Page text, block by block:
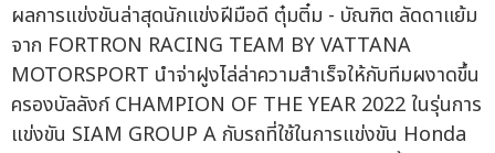
ผลการแข่งขันล่าสุดนักแข่งฝีมือดี ตุ๋มติ๋ม - บัณฑิต ลัดดาแย้ม
จาก FORTRON RACING TEAM BY VATTANA
MOTORSPORT นำจ่าฝูงไล่ล่าความสำเร็จให้กับทีมผงาดขึ้น
ครองบัลลังก์ CHAMPION OF THE YEAR 2022 ในรุ่นการ
แข่งขัน SIAM GROUP A กับรถที่ใช้ในการแข่งขัน Honda